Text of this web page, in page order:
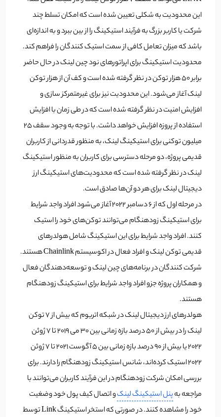
این محدودیت به شکلی تعیین شده است که امکان تسلط چند
شرکت یا کاربر بزرگ به فرآیند استیکینگ را از بین ببرد و به اندازه‌ای
باشد که میزان تعامل کافی از سمت استیک کنندگان را فراهم کند.
محدودیت استیکینگ برای اپراتورهای نود چین لینک در حال حاضر
برابر 50 هزار توکن در نظر گرفته شده است و کف آن از هزار توکن
لینک آغاز می‌شود. این محدودیت نیز برای غیرمتمرکز سازی و
افزایش امنیت در نظر گرفته شده است که در طی زمان با افزایش
استفاده از پروزه افزایش خواهد داشت. با توجه به وجود سقف 25
میلیون توکنی برای استیکینگ لینک، به منظور قدردانی از کاربران
قدیمی پروژه، دو مرحله دسترسی برای کاربران به منظور استیکینگ
لینک در نظر گرفته شده است که محدودیت‌های استیکینگ ارز
دیجیتال لینک برای هر دو آن‌ها صادق است.
در مرحله اول که از 6 دسامبر 2022 آغاز می‌شود افراد واجد شرایط
برای استیکینگ زودهنگام می‌توانند توکن‌های خود را استیک
کنند. افراد واجد شرایط برای این استیکینگ شامل هولدرهای
قدیمی توکن لینک و افراد فعال در اکوسیستم Chainlink هستند.
شرکت کنندگان در برنامه‌های چین لینک و توسعه‌دهندگان فعال
و همکاران پروژه جزو افراد واجد شرایط برای استیکینگ زودهنگام
هستند.
هولدرهای ارز دیجیتال لینک در شبکه اتریوم که بیش از 7 توکن
لینک را در بیش از 50 درصد بازه زمانی بین 30 می 2019 تا 7 ژوئن
2022 یا بیش از 90 درصد بازه زمانی بین 5 آگوست 2021 تا 7 ژوئن
2022 استیک کرده‌اند، شانس استیکینگ زودهنگام را دارند. برای
بررسی امکان شرکت زودهنگام در این فرآیند کاربران می‌توانند با
مراجعه بهپنل استیکینگ لینکو اتصال کیف پول خود وضغیت
خود را مشاهده کنند. در صورتی که استخر استیکینگ Link توسط